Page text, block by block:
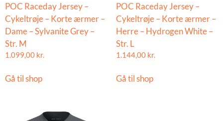
POC Raceday Jersey –
Cykeltrøje – Korte ærmer –
Dame – Sylvanite Grey –
Str. M
1.099,00 kr.
Gå til shop
POC Raceday Jersey –
Cykeltrøje – Korte ærmer –
Herre – Hydrogen White –
Str. L
1.144,00 kr.
Gå til shop